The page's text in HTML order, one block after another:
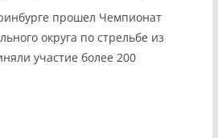
прошел Чемпионат
округа по стрельбе из
участие более 200